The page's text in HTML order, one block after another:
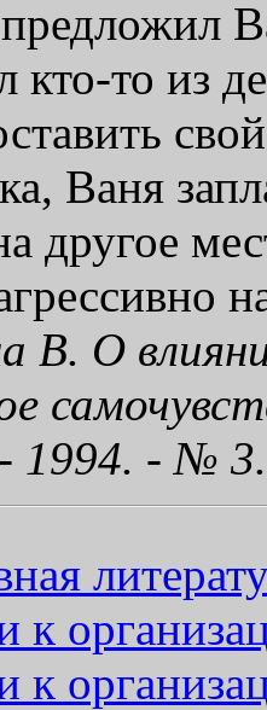
кто-то из
Ваня
другое
В. О
1994. - №
к
к